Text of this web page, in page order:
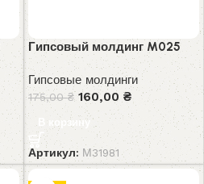
Гипсовый молдинг M025
Гипсовые молдинги
175,00₴ 160,00 ₴
В корзину
Артикул: М31981